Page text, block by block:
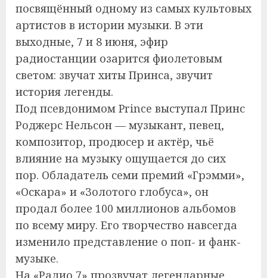
посвящённый одному из самых культовых
артистов в истории музыки. В эти
выходные, 7 и 8 июня, эфир
радиостанции озарится фиолетовым
светом: звучат хиты Принса, звучит
история легенды.
Под псевдонимом Prince выступал Принс
Роджерс Нельсон — музыкант, певец,
композитор, продюсер и актёр, чьё
влияние на музыку ощущается до сих
пор. Обладатель семи премий «Грэмми»,
«Оскара» и «Золотого глобуса», он
продал более 100 миллионов альбомов
по всему миру. Его творчество навсегда
изменило представление о поп- и фанк-
музыке.